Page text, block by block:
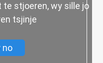
te stjoeren, wy sille jo
tsjinje
no